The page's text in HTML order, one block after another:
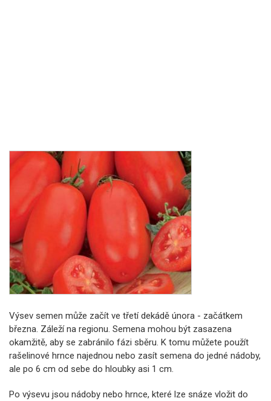
Výsev semen může začít ve třetí dekádě února - začátkem
března. Záleží na regionu. Semena mohou být zasazena
okamžitě, aby se zabránilo fázi sběru. K tomu můžete použít
rašelinové hrnce najednou nebo zasít semena do jedné nádoby,
ale po 6 cm od sebe do hloubky asi 1 cm.
Po výsevu jsou nádoby nebo hrnce, které lze snáze vložit do